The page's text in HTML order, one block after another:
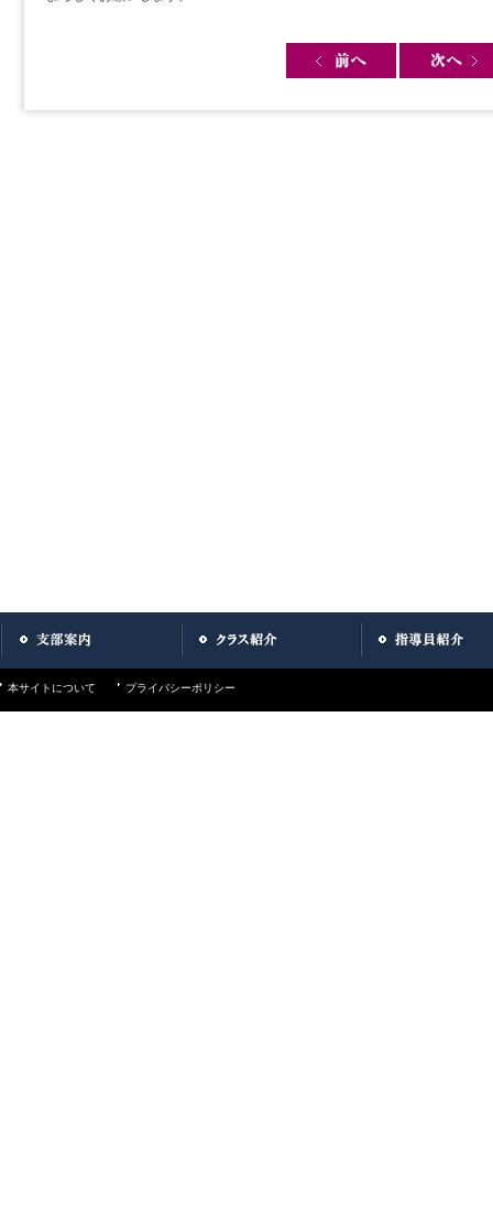
本サイトについて プライバシーポリシー